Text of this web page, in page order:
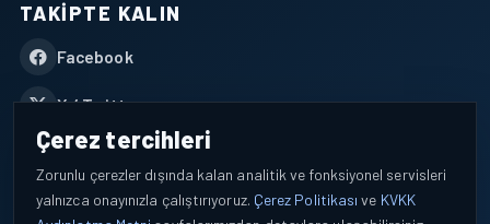
TAKIPTE KALIN
Facebook
X / Twitter
YouTube
WhatsApp
Çerez tercihleri
Zorunlu çerezler dışında kalan analitik ve fonksiyonel servisleri
yalnızca onayınızla çalıştırıyoruz. Çerez Politikası ve KVKK